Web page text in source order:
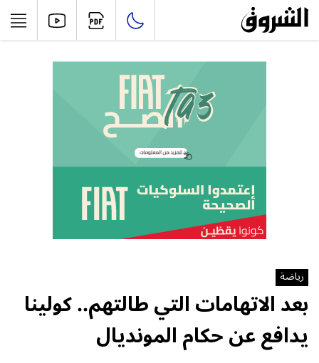
رياضة
بعد الاتهامات التي طالتهم.. كولينا
يدافع عن حكام المونديال